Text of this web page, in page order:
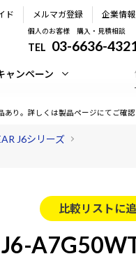
ド メルマガ登録 企業情報
個人のお客様 購入・見積相談
TEL 03-6636-
ャンペーン
あり。詳しくは製品ページにてご確認
J6シリーズ
比較リストに